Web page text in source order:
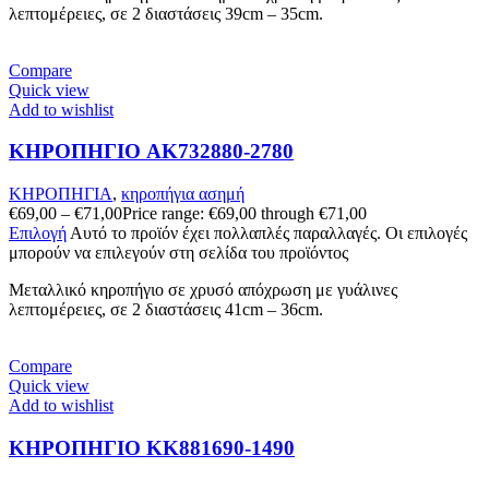
λεπτομέρειες, σε 2 διαστάσεις 39cm – 35cm.
Compare
Quick view
Add to wishlist
ΚΗΡΟΠΗΓΙΟ AK732880-2780
ΚΗΡΟΠΗΓΙΑ, κηροπήγια ασημή
€69,00 – €71,00Price range: €69,00 through €71,00
Επιλογή Αυτό το προϊόν έχει πολλαπλές παραλλαγές. Οι επιλογές
μπορούν να επιλεγούν στη σελίδα του προϊόντος
Μεταλλικό κηροπήγιο σε χρυσό απόχρωση με γυάλινες
λεπτομέρειες, σε 2 διαστάσεις 41cm – 36cm.
Compare
Quick view
Add to wishlist
ΚΗΡΟΠΗΓΙΟ KK881690-1490